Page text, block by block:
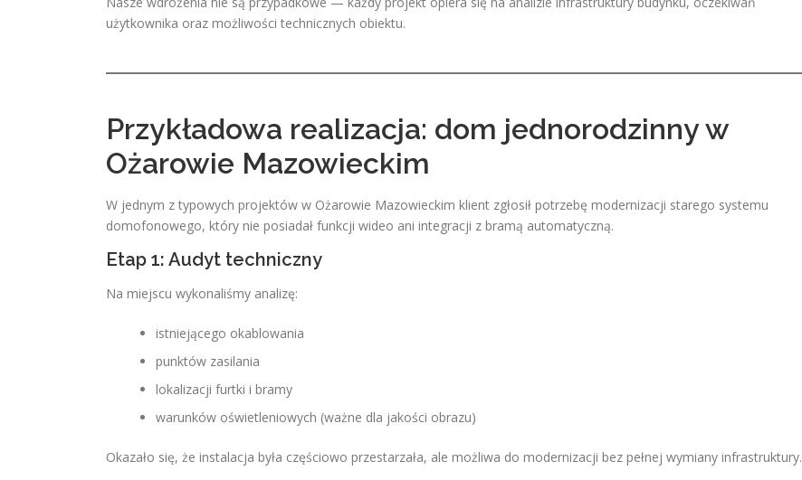
użytkownika oraz możliwości technicznych obiektu.
Przykładowa realizacja: dom jednorodzinny w
Ożarowie Mazowieckim
W jednym z typowych projektów w Ożarowie Mazowieckim klient zgłosił potrzebę modernizacji starego systemu
domofonowego, który nie posiadał funkcji wideo ani integracji z bramą automatyczną.
Etap 1: Audyt techniczny
Na miejscu wykonaliśmy analizę:
istniejącego okablowania
punktów zasilania
lokalizacji furtki i bramy
warunków oświetleniowych (ważne dla jakości obrazu)
Okazało się, że instalacja była częściowo przestarzała, ale możliwa do modernizacji bez pełnej wymiany infrastruktury.